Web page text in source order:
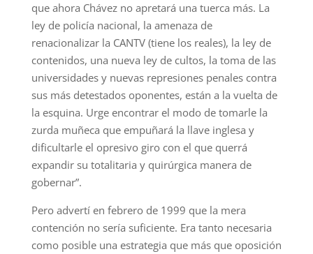
que ahora Chávez no apretará una tuerca más. La
ley de policía nacional, la amenaza de
renacionalizar la CANTV (tiene los reales), la ley de
contenidos, una nueva ley de cultos, la toma de las
universidades y nuevas represiones penales contra
sus más detestados oponentes, están a la vuelta de
la esquina. Urge encontrar el modo de tomarle la
zurda muñeca que empuñará la llave inglesa y
dificultarle el opresivo giro con el que querrá
expandir su totalitaria y quirúrgica manera de
gobernar”.
Pero advertí en febrero de 1999 que la mera
contención no sería suficiente. Era tanto necesaria
como posible una estrategia que más que oposición